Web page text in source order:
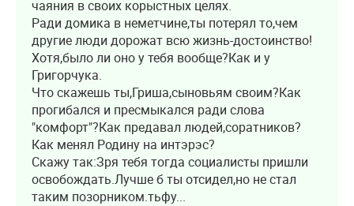
чаяния в своих корыстных целях.
Ради домика в неметчине,ты потерял то,чем
другие люди дорожат всю жизнь-достоинство!
Хотя,было ли оно у тебя вообще?Как и у
Григорчука.
Что скажешь ты,Гриша,сыновьям своим?Как
прогибался и пресмыкался ради слова
"комфорт"?Как предавал людей,соратников?
Как менял Родину на интэрэс?
Скажу так:Зря тебя тогда социалисты пришли
освобождать.Лучше б ты отсидел,но не стал
таким позорником.тьфу...